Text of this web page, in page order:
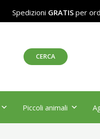
Spedizioni GRATIS per
CERCA
Piccoli animali